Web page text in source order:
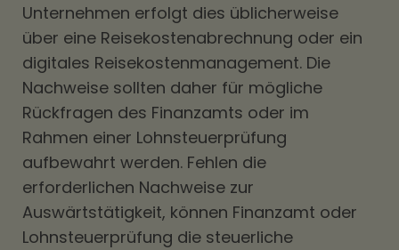
Unternehmen erfolgt dies üblicherweise
über eine Reisekostenabrechnung oder ein
digitales Reisekostenmanagement. Die
Nachweise sollten daher für mögliche
Rückfragen des Finanzamts oder im
Rahmen einer Lohnsteuerprüfung
aufbewahrt werden. Fehlen die
erforderlichen Nachweise zur
Auswärtstätigkeit, können Finanzamt oder
Lohnsteuerprüfung die steuerliche